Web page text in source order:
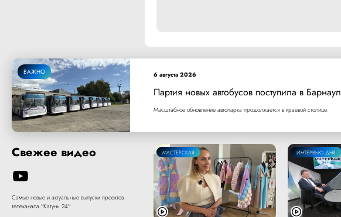
ВАЖНО 6 августа 2026
Партия новых автобусов поступила в Барнаул
Масштабное обновление автопарка продолжается в краевой столице.
Свежее видео
Самые новые и актуальные выпуски проектов
телеканала "Катунь 24"
МАСТЕРСКАЯ ИНТЕРВЬЮ ДНЯ